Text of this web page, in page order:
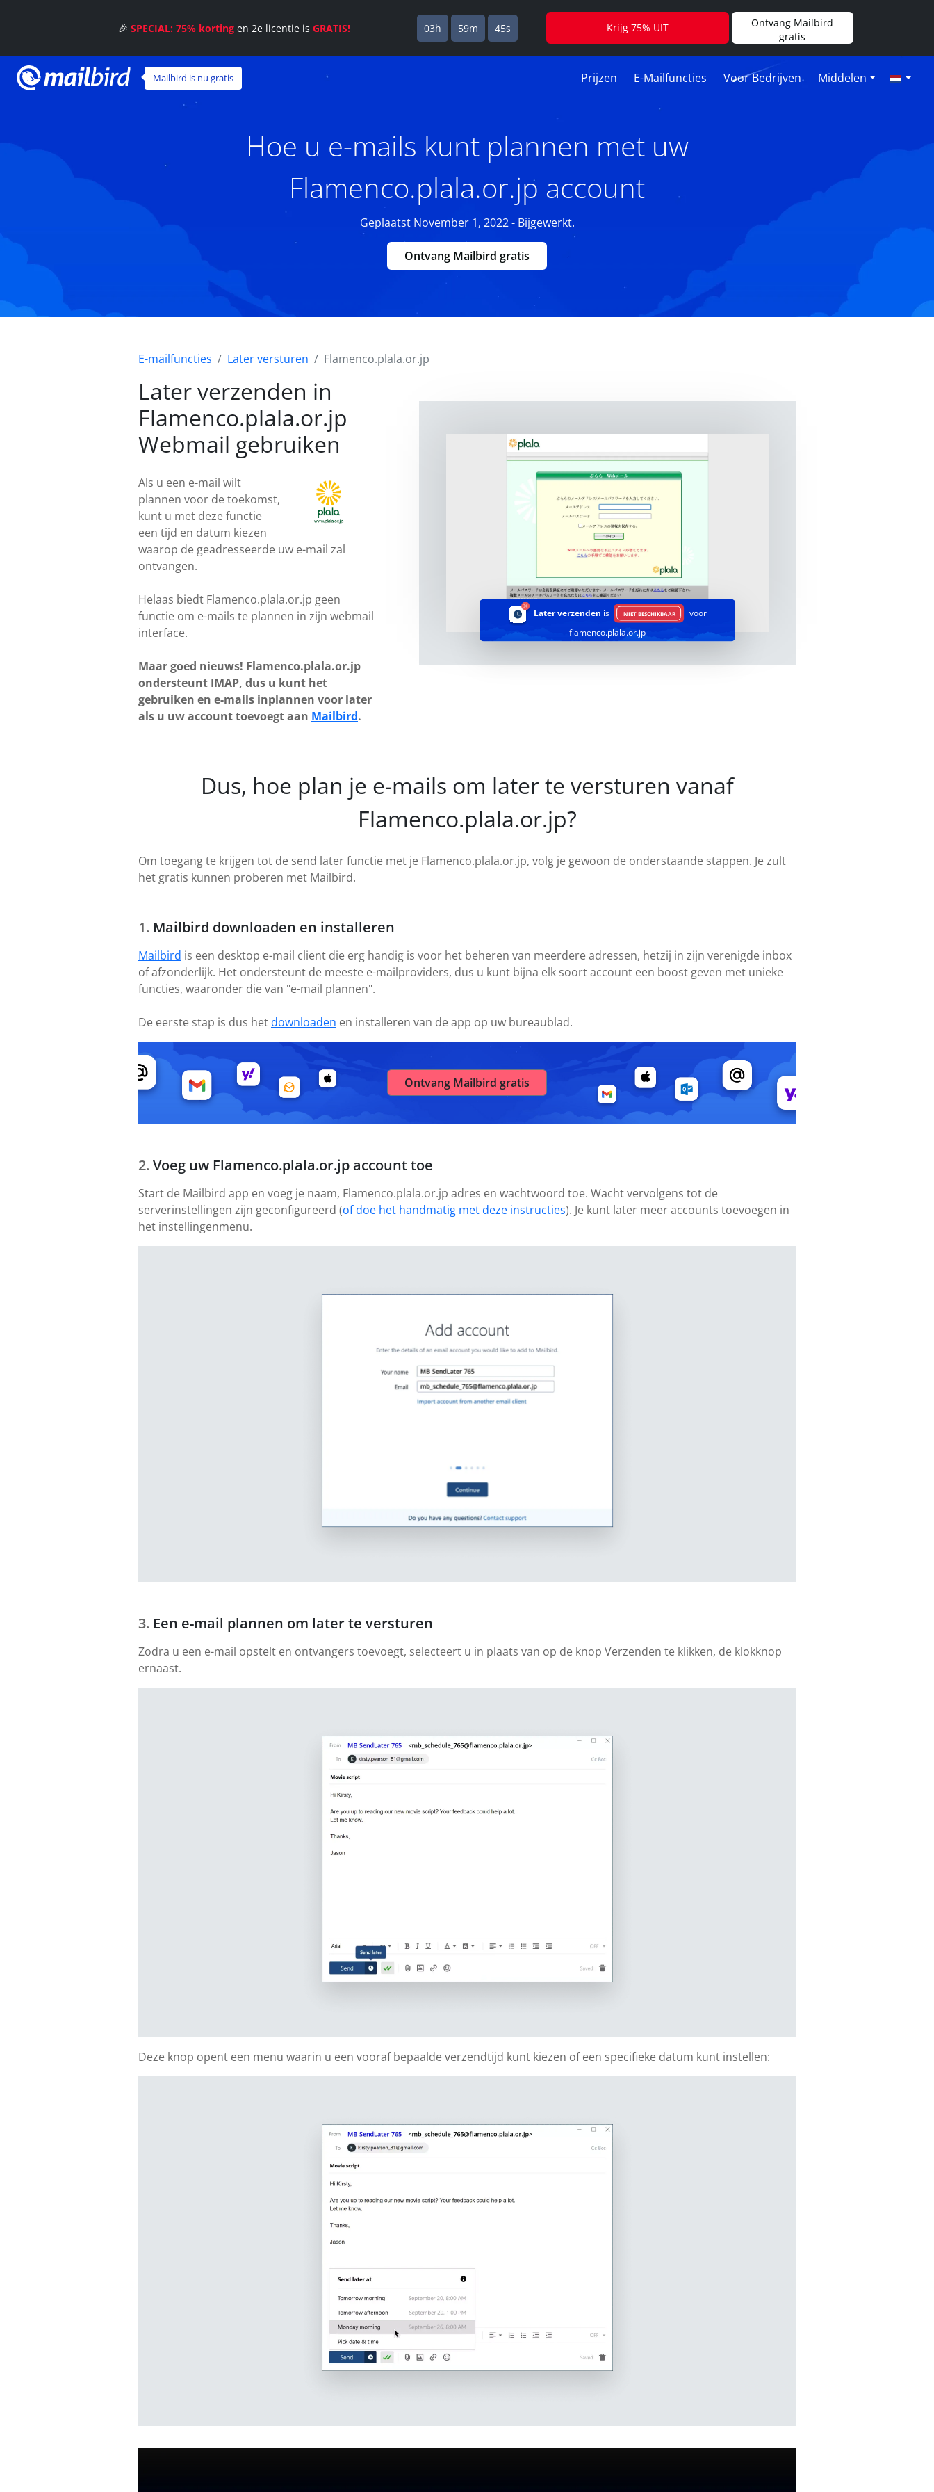
Mailbird is nu gratis Prijzen E-Mailfuncties Voor Bedrijven Middelen
Hoe u e-mails kunt plannen met uw
Flamenco.plala.or.jp account
Geplaatst November 1, 2022 - Bijgewerkt.
Ontvang Mailbird gratis
E-mailfuncties Later versturen Flamenco.plala.or.jp
Later verzenden in
Flamenco.plala.or.jp
Webmail gebruiken
Als u een e-mail wilt
plannen voor de toekomst,
kunt u met deze functie
een tijd en datum kiezen
waarop de geadresseerde uw e-mail zal
ontvangen.
Helaas biedt Flamenco.plala.or.jp geen
functie om e-mails te plannen in zijn webmail
interface.
Maar goed nieuws! Flamenco.plala.or.jp
ondersteunt IMAP, dus u kunt het
gebruiken en e-mails inplannen voor later
als u uw account toevoegt aan Mailbird.
Later verzenden is NIET BESCHIKBAAR
voor
flamenco.plala.or.jp
Dus, hoe plan je e-mails om later te versturen vanaf
Flamenco.plala.or.jp?
Om toegang te krijgen tot de send later functie met je Flamenco.plala.or.jp, volg je gewoon de onderstaande stappen. Je zult
het gratis kunnen proberen met Mailbird.
Mailbird downloaden en installeren
Mailbird is een desktop e-mail client die erg handig is voor het beheren van meerdere adressen, hetzij in zijn verenigde inbox
of afzonderlijk. Het ondersteunt de meeste e-mailproviders, dus u kunt bijna elk soort account een boost geven met unieke
functies, waaronder die van "e-mail plannen".
De eerste stap is dus het downloaden en installeren van de app op uw bureaublad.
Ontvang Mailbird gratis
Voeg uw Flamenco.plala.or.jp account toe
Start de Mailbird app en voeg je naam, Flamenco.plala.or.jp adres en wachtwoord toe. Wacht vervolgens tot de
serverinstellingen zijn geconfigureerd (of doe het handmatig met deze instructies). Je kunt later meer accounts toevoegen in
het instellingenmenu.
Een e-mail plannen om later te versturen
Zodra u een e-mail opstelt en ontvangers toevoegt, selecteert u in plaats van op de knop Verzenden te klikken, de klokknop
ernaast.
Deze knop opent een menu waarin u een vooraf bepaalde verzendtijd kunt kiezen of een specifieke datum kunt instellen:
🎉SPECIAL: 75% korting en 2e licentie isGRATIS! 03h 59m 45s Krijg 75% UIT
Ontvang Mailbird
gratis